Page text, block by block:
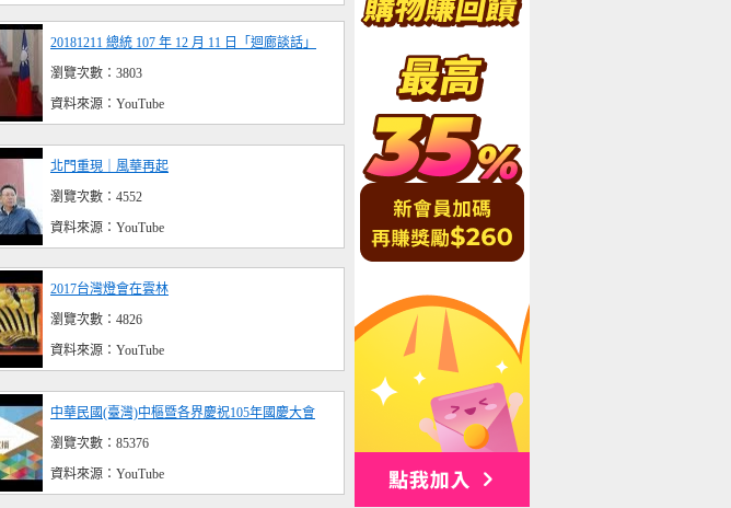
20181211 總統 107 年 12 月 11 日「迴廊談話」
瀏覽次數：3803
資料來源：YouTube
北門重現｜風華再起
瀏覽次數：4552
資料來源：YouTube
2017台灣燈會在雲林
瀏覽次數：4826
資料來源：YouTube
中華民國(臺灣)中樞暨各界慶祝105年國慶大會
瀏覽次數：85376
資料來源：YouTube